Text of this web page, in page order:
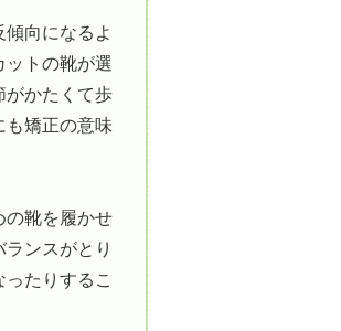
向になるよ
ットの靴が選
がかたくて歩
も矯正の意味
の靴を履かせ
ンスがとり
たりするこ